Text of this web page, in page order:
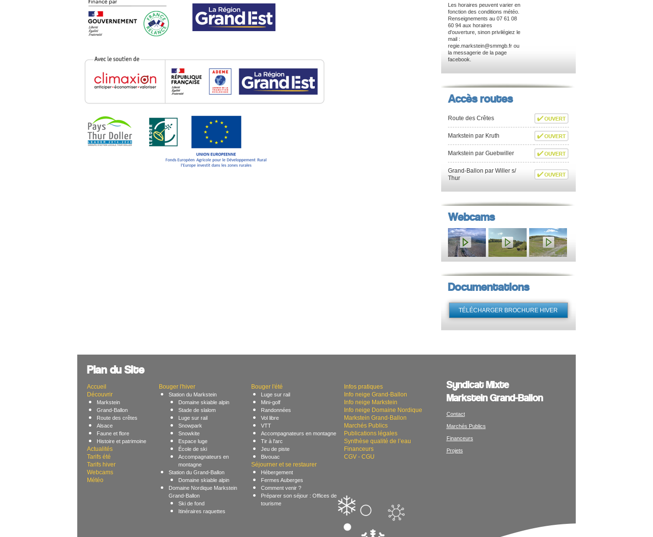
Les horaires peuvent varier en
fonction des conditions météo.
Renseignements au 07 61 08
60 94 aux horaires
d'ouverture, sinon privilégiez le
mail :
regie.markstein@smmgb.fr ou
la messagerie de la page
facebook.
Accès routes
Route des Crêtes
Markstein par Kruth
Markstein par Guebwiller
Grand-Ballon par Willer s/
Thur
Webcams
Documentations
TÉLÉCHARGER BROCHURE HIVER
Plan du Site
Accueil
Découvrir
Markstein
Grand-Ballon
Route des crêtes
Alsace
Faune et flore
Histoire et patrimoine
Actualités
Tarifs été
Tarifs hiver
Webcams
Météo
Bouger l'hiver
Station du Markstein
Domaine skiable alpin
Stade de slalom
Luge sur rail
Snowpark
Snowkite
Espace luge
École de ski
Accompagnateurs en
montagne
Station du Grand-Ballon
Domaine skiable alpin
Domaine Nordique Markstein
Grand-Ballon
Ski de fond
Itinéraires raquettes
Bouger l'été
Luge sur rail
Mini-golf
Randonnées
Vol libre
VTT
Accompagnateurs en montagne
Tir à l'arc
Jeu de piste
Bivouac
Séjourner et se restaurer
Hébergement
Fermes Auberges
Comment venir ?
Préparer son séjour : Offices de
tourisme
Infos pratiques
Info neige Grand-Ballon
Info neige Markstein
Info neige Domaine Nordique
Markstein Grand-Ballon
Marchés Publics
Publications légales
Synthèse qualité de l’eau
Financeurs
CGV - CGU
Syndicat Mixte
Markstein Grand-Ballon
Contact
Marchés Publics
Financeurs
Projets